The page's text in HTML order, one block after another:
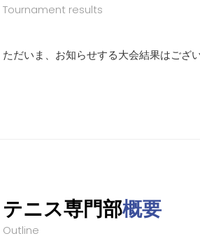
Tournament results
ただいま、お知らせする大会結果はござ
テニス専門部概要
Outline